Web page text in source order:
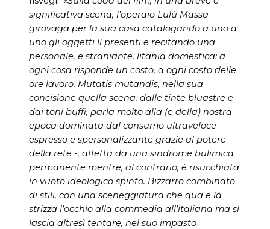
significativa scena, l’operaio Lulù Massa
girovaga per la sua casa catalogando a uno a
uno gli oggetti lì presenti e recitando una
personale, e straniante, litania domestica: a
ogni cosa risponde un costo, a ogni costo delle
ore lavoro. Mutatis mutandis, nella sua
concisione quella scena, dalle tinte bluastre e
dai toni buffi, parla molto alla (e della) nostra
epoca dominata dal consumo ultraveloce –
espresso e spersonalizzante grazie al potere
della rete -, affetta da una sindrome bulimica
permanente mentre, al contrario, è risucchiata
in vuoto ideologico spinto. Bizzarro combinato
di stili, con una sceneggiatura che qua e là
strizza l’occhio alla commedia all’italiana ma si
lascia altresì tentare, nel suo impasto